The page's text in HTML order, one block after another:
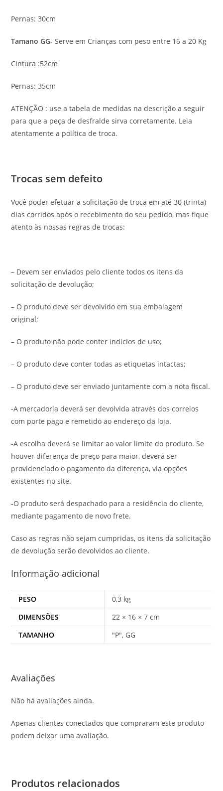
Pernas: 30cm
Tamano GG- Serve em Crianças com peso entre 16 a 20 Kg
Cintura :52cm
Pernas: 35cm
ATENÇÃO : use a tabela de medidas na descrição a seguir
para que a peça de desfralde sirva corretamente. Leia
atentamente a política de troca.
Trocas sem defeito
Você poder efetuar a solicitação de troca em até 30 (trinta)
dias corridos após o recebimento do seu pedido, mas fique
atento às nossas regras de trocas:
– Devem ser enviados pelo cliente todos os itens da
solicitação de devolução;
– O produto deve ser devolvido em sua embalagem
original;
– O produto não pode conter indícios de uso;
– O produto deve conter todas as etiquetas intactas;
– O produto deve ser enviado juntamente com a nota fiscal.
-A mercadoria deverá ser devolvida através dos correios
com porte pago e remetido ao endereço da loja.
-A escolha deverá se limitar ao valor limite do produto. Se
houver diferença de preço para maior, deverá ser
providenciado o pagamento da diferença, via opções
existentes no site.
-O produto será despachado para a residência do cliente,
mediante pagamento de novo frete.
Caso as regras não sejam cumpridas, os itens da solicitação
de devolução serão devolvidos ao cliente.
Informação adicional
PESO
0,3 kg
DIMENSÕES
22 × 16 × 7 cm
TAMANHO
"P", GG
Avaliações
Não há avaliações ainda.
Apenas clientes conectados que compraram este produto
podem deixar uma avaliação.
Produtos relacionados